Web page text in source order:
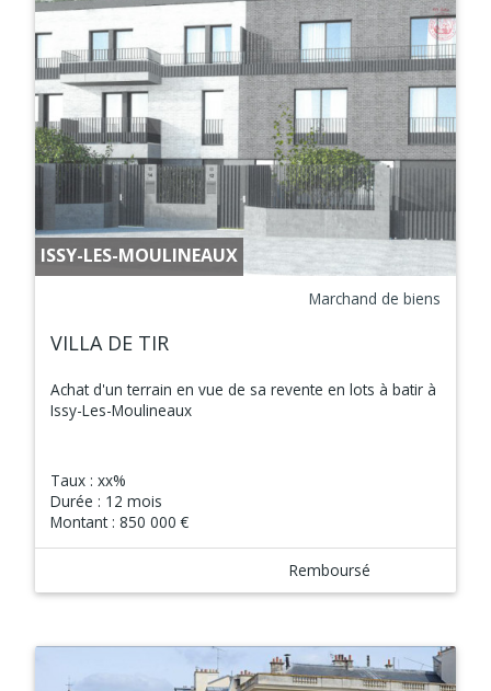
ISSY-LES-MOULINEAUX
Marchand de biens
VILLA DE TIR
Achat d'un terrain en vue de sa revente en lots à batir à
Issy-Les-Moulineaux
Taux : xx%
Durée : 12 mois
Montant : 850 000 €
Remboursé